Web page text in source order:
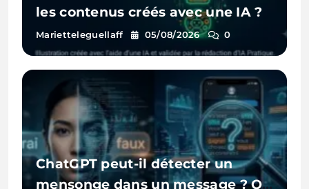
les contenus créés avec une IA ?
Marietteleguellaff 05/08/2026 0
ChatGPT peut-il détecter un
mensonge dans un message ? On